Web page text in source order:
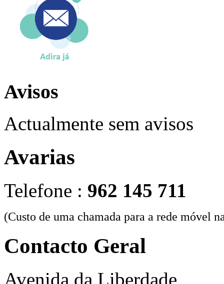
Avisos
Actualmente sem avisos
Avarias
Telefone : 962 145 711
(Custo de uma chamada para a rede móvel
Contacto Geral
Avenida da Liberdade